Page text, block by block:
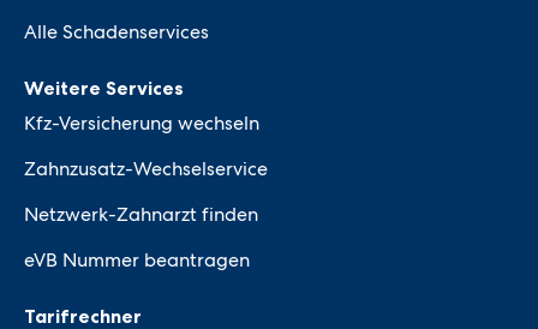
Alle Schadenservices
Weitere Services
Kfz-Versicherung wechseln
Zahnzusatz-Wechselservice
Netzwerk-Zahnarzt finden
eVB Nummer beantragen
Tarifrechner